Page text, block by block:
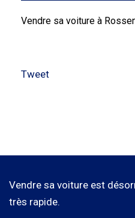
Vendre sa voiture à
Tweet
Vendre sa voiture est
très rapide.